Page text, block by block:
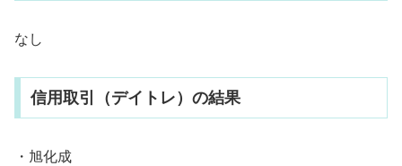
なし
信用取引（デイトレ）の結果
・旭化成